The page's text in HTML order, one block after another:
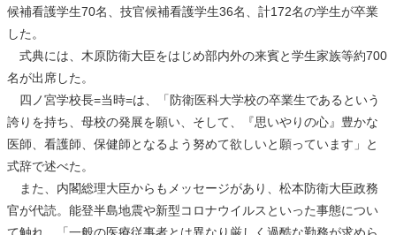
候補看護学生70名、技官候補看護学生36名、計172名の学生が卒業
した。
式典には、木原防衛大臣をはじめ部内外の来賓と学生家族等約700
名が出席した。
四ノ宮学校長=当時=は、「防衛医科大学校の卒業生であるという
誇りを持ち、母校の発展を願い、そして、『思いやりの心』豊かな
医師、看護師、保健師となるよう努めて欲しいと願っています」と
式辞で述べた。
また、内閣総理大臣からもメッセージがあり、松本防衛大臣政務
官が代読。能登半島地震や新型コロナウイルスといった事態につい
て触れ、「一般の医療従事者とは異なり厳しく過酷な勤務が求めら